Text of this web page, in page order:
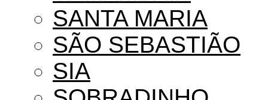
SANTA MARIA
SÃO SEBASTIÃO
SIA